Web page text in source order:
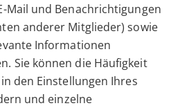
Mail und Benachrichtigungen
anderer Mitglieder) sowie
Informationen
Sie können die Häufigkeit
den Einstellungen Ihres
und einzelne